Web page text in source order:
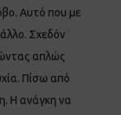
Αυτό που με
Σχεδόν
απλώς
Πίσω από
Η ανάγκη να